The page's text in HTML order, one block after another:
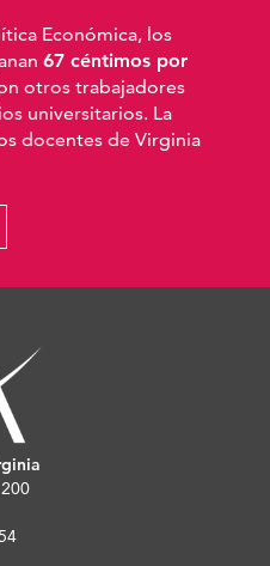
Económica, los
67 céntimos por
otros trabajadores
universitarios. La
docentes de Virginia